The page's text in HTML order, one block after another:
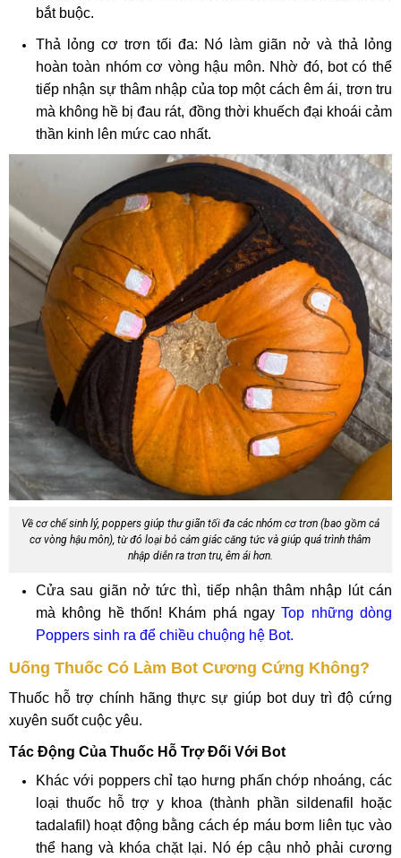
bắt buộc.
Thả lỏng cơ trơn tối đa: Nó làm giãn nở và thả lỏng
hoàn toàn nhóm cơ vòng hậu môn. Nhờ đó, bot có thể
tiếp nhận sự thâm nhập của top một cách êm ái, trơn tru
mà không hề bị đau rát, đồng thời khuếch đại khoái cảm
thần kinh lên mức cao nhất.
Về cơ chế sinh lý, poppers giúp thư giãn tối đa các nhóm cơ trơn (bao gồm cả
cơ vòng hậu môn), từ đó loại bỏ cảm giác căng tức và giúp quá trình thâm
nhập diễn ra trơn tru, êm ái hơn.
Cửa sau giãn nở tức thì, tiếp nhận thâm nhập lút cán
mà không hề thốn! Khám phá ngayTop những dòng
Poppers sinh ra để chiều chuộng hệ Bot.
Uống Thuốc Có Làm Bot Cương Cứng Không?
Thuốc hỗ trợ chính hãng thực sự giúp bot duy trì độ cứng
xuyên suốt cuộc yêu.
Tác Động Của Thuốc Hỗ Trợ Đối Với Bot
Khác với poppers chỉ tạo hưng phấn chớp nhoáng, các
loại thuốc hỗ trợ y khoa (thành phần sildenafil hoặc
tadalafil) hoạt động bằng cách ép máu bơm liên tục vào
thể hang và khóa chặt lại. Nó ép cậu nhỏ phải cương